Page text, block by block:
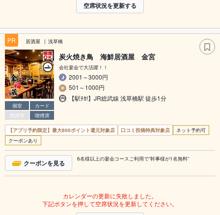
空席状況を更新する
PR 居酒屋 浅草橋
個室
カード
禁煙席
喫煙席
炭火焼き鳥 海鮮居酒屋 金宮
会社宴会で大活躍！！
2001～3000円
501～1000円
【駅ﾁｶ!】JR総武線 浅草橋駅 徒歩1分
【アプリ予約限定】最大800ポイント還元対象店 口コミ投稿特典対象店
ネット予約可
クーポンあり
クーポンを見る 6名様以上の宴会コースご利用で”幹事様が1名無料”
カレンダーの更新に失敗しました。
下記ボタンを押して空席状況を更新してください。